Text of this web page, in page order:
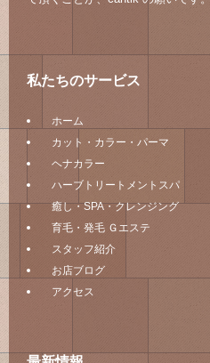
私たちのサービス
ホーム
カット・カラー・パーマ
ヘナカラー
ハーブトリートメントスパ
癒し・SPA・クレンジング
育毛・発毛 Ｇエステ
スタッフ紹介
お店ブログ
アクセス